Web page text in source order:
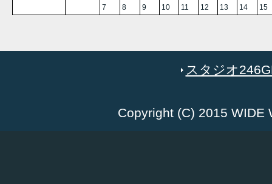
7 8 9 10 11 12 13 14 15
スタジオ
Copyright (C) 2015 WIDE